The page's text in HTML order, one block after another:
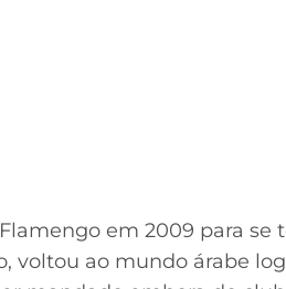
em 2009 para se
voltou ao mundo árabe